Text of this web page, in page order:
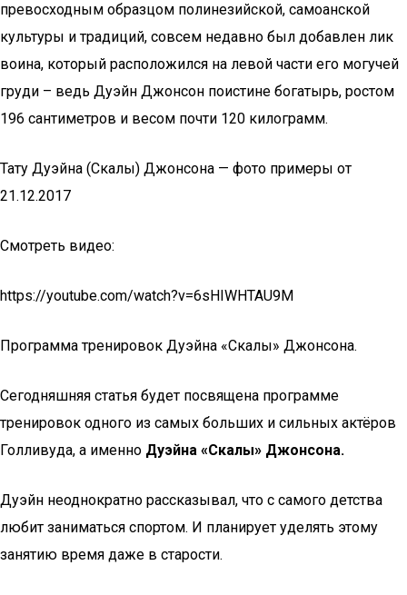
превосходным образцом полинезийской, самоанской
культуры и традиций, совсем недавно был добавлен лик
воина, который расположился на левой части его могучей
груди – ведь Дуэйн Джонсон поистине богатырь, ростом
196 сантиметров и весом почти 120 килограмм.
Тату Дуэйна (Скалы) Джонсона — фото примеры от
21.12.2017
Смотреть видео:
https://youtube.com/watch?v=6sHIWHTAU9M
Программа тренировок Дуэйна «Скалы» Джонсона.
Сегодняшняя статья будет посвящена программе
тренировок одного из самых больших и сильных актёров
Голливуда, а именно Дуэйна «Скалы» Джонсона.
Дуэйн неоднократно рассказывал, что с самого детства
любит заниматься спортом. И планирует уделять этому
занятию время даже в старости.